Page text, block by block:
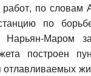
по словам
по
Маром
построен
отлавливаемых